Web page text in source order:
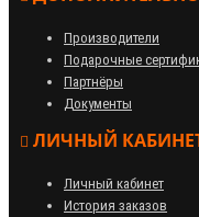
Производители
Подарочные
Партнёры
Документы
ЛИЧНЫЙ
Личный кабинет
История заказов